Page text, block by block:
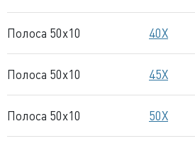
Полоса 50x10 40Х
Полоса 50x10 45Х
Полоса 50x10 50Х